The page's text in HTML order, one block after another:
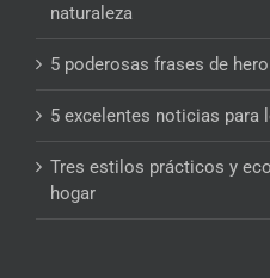
naturaleza
5 poderosas frases de
5 excelentes noticias para
Tres estilos prácticos y
hogar